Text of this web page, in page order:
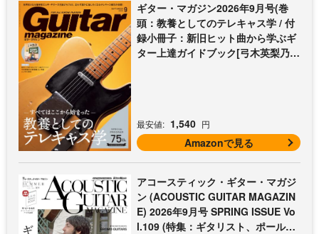
ギター・マガジン2026年9月号(巻
頭：教養としてのテレキャス学 / 付
録小冊子：新旧ヒット曲から学ぶギ
ター上達ガイドブック[弓木英梨乃の
最安値: 1,540 円
Amazonで見る
アコースティック・ギター・マガジ
ン (ACOUSTIC GUITAR MAGAZIN
E) 2026年9月号 SPRING ISSUE Vo
l.109 (特集：ギタリスト、ポール・